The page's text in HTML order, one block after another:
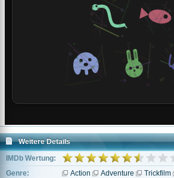
Weitere Details
IMDb Wertung:
Genre:
Action Adventure Trickfilm